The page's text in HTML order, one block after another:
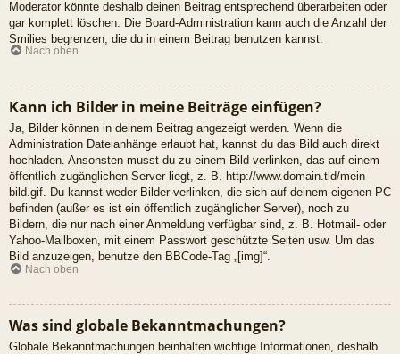
Moderator könnte deshalb deinen Beitrag entsprechend überarbeiten oder
gar komplett löschen. Die Board-Administration kann auch die Anzahl der
Smilies begrenzen, die du in einem Beitrag benutzen kannst.
Nach oben
Kann ich Bilder in meine Beiträge einfügen?
Ja, Bilder können in deinem Beitrag angezeigt werden. Wenn die
Administration Dateianhänge erlaubt hat, kannst du das Bild auch direkt
hochladen. Ansonsten musst du zu einem Bild verlinken, das auf einem
öffentlich zugänglichen Server liegt, z. B. http://www.domain.tld/mein-
bild.gif. Du kannst weder Bilder verlinken, die sich auf deinem eigenen PC
befinden (außer es ist ein öffentlich zugänglicher Server), noch zu
Bildern, die nur nach einer Anmeldung verfügbar sind, z. B. Hotmail- oder
Yahoo-Mailboxen, mit einem Passwort geschützte Seiten usw. Um das
Bild anzuzeigen, benutze den BBCode-Tag „[img]“.
Nach oben
Was sind globale Bekanntmachungen?
Globale Bekanntmachungen beinhalten wichtige Informationen, deshalb